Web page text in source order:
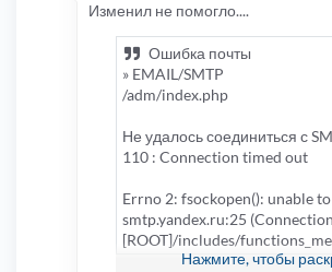
Изменил не помогло....
Ошибка почты
» EMAIL/SMTP
/adm/index.php
Не удалось соединиться с
110 : Connection timed out
Errno 2: fsockopen(): unable
smtp.yandex.ru:25
[ROOT]/includes/
line 1001Нажмите, чтобы